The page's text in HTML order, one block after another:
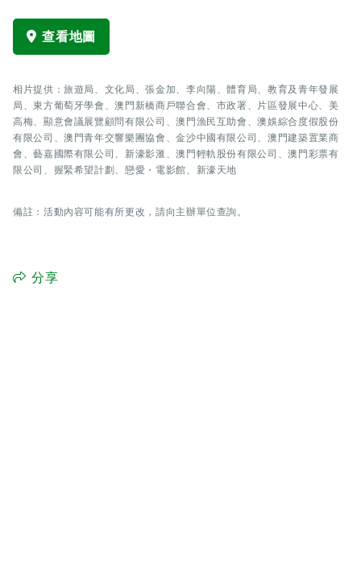
查看地圖
相片提供：旅遊局、文化局、張金加、李向陽、體育局、教育及青年發展
局、東方葡萄牙學會、澳門新橋商戶聯合會、市政署、片區發展中心、美
高梅、顯意會議展覽顧問有限公司、澳門漁民互助會、澳娛綜合度假股份
有限公司、澳門青年交響樂團協會、金沙中國有限公司、澳門建築置業商
會、藝嘉國際有限公司、新濠影滙、澳門輕軌股份有限公司、澳門彩票有
限公司、握緊希望計劃、戀愛・電影館、新濠天地
備註：活動內容可能有所更改，請向主辦單位查詢。
分享